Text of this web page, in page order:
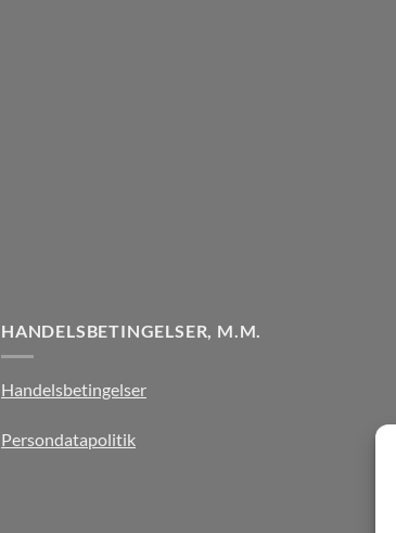
HANDELSBETINGELSER, M.M.
Handelsbetingelser
Persondatapolitik